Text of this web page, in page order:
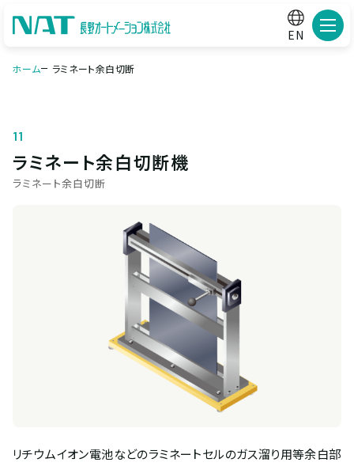
EN メニ
ホーム ラミネート余白切断
11
ラミネート余白切断機
ラミネート余白切断
リチウムイオン電池などのラミネートセルのガス溜り用等余白部